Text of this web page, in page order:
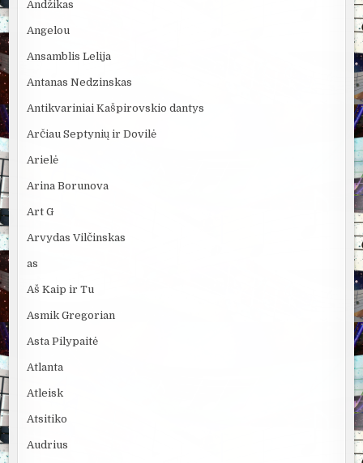
Andžikas
Angelou
Ansamblis Lelija
Antanas Nedzinskas
Antikvariniai Kašpirovskio dantys
Arčiau Septynių ir Dovilė
Arielė
Arina Borunova
Art G
Arvydas Vilčinskas
as
Aš Kaip ir Tu
Asmik Gregorian
Asta Pilypaitė
Atlanta
Atleisk
Atsitiko
Audrius